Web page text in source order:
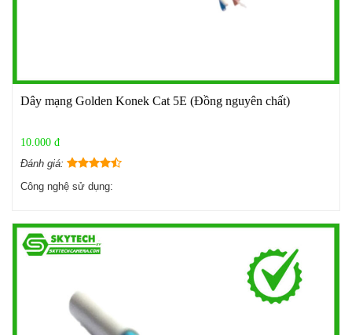
Dây mạng Golden Konek Cat 5E (Đồng nguyên chất)
10.000 đ
Đánh giá:
Công nghệ sử dụng: